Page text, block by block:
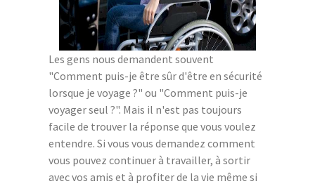
Les gens nous demandent souvent
"Comment puis-je être sûr d'être en sécurité
lorsque je voyage ?" ou "Comment puis-je
voyager seul ?". Mais il n'est pas toujours
facile de trouver la réponse que vous voulez
entendre. Si vous vous demandez comment
vous pouvez continuer à travailler, à sortir
avec vos amis et à profiter de la vie même si